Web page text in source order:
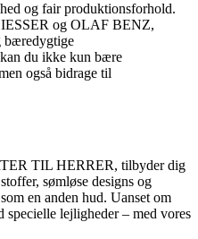
og fair produktionsforhold.
og OLAF BENZ,
bæredygtige
du ikke kun bære
også bidrage til
TIL HERRER, tilbyder dig
sømløse designs og
en anden hud. Uanset om
specielle lejligheder – med vores